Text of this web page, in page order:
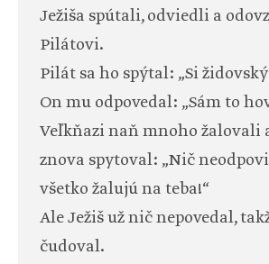
Ježiša spútali, odviedli a
Pilátovi.
Pilát sa ho spýtal: „Si
On mu odpovedal: „Sám to
Veľkňazi naň mnoho žalovali
znova spytoval: „Nič
všetko žalujú na teba!“
Ale Ježiš už nič nepovedal,
čudoval.